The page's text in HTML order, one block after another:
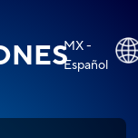
MX -
Español